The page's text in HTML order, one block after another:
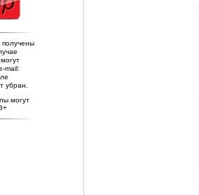
mail:
убран.
могут